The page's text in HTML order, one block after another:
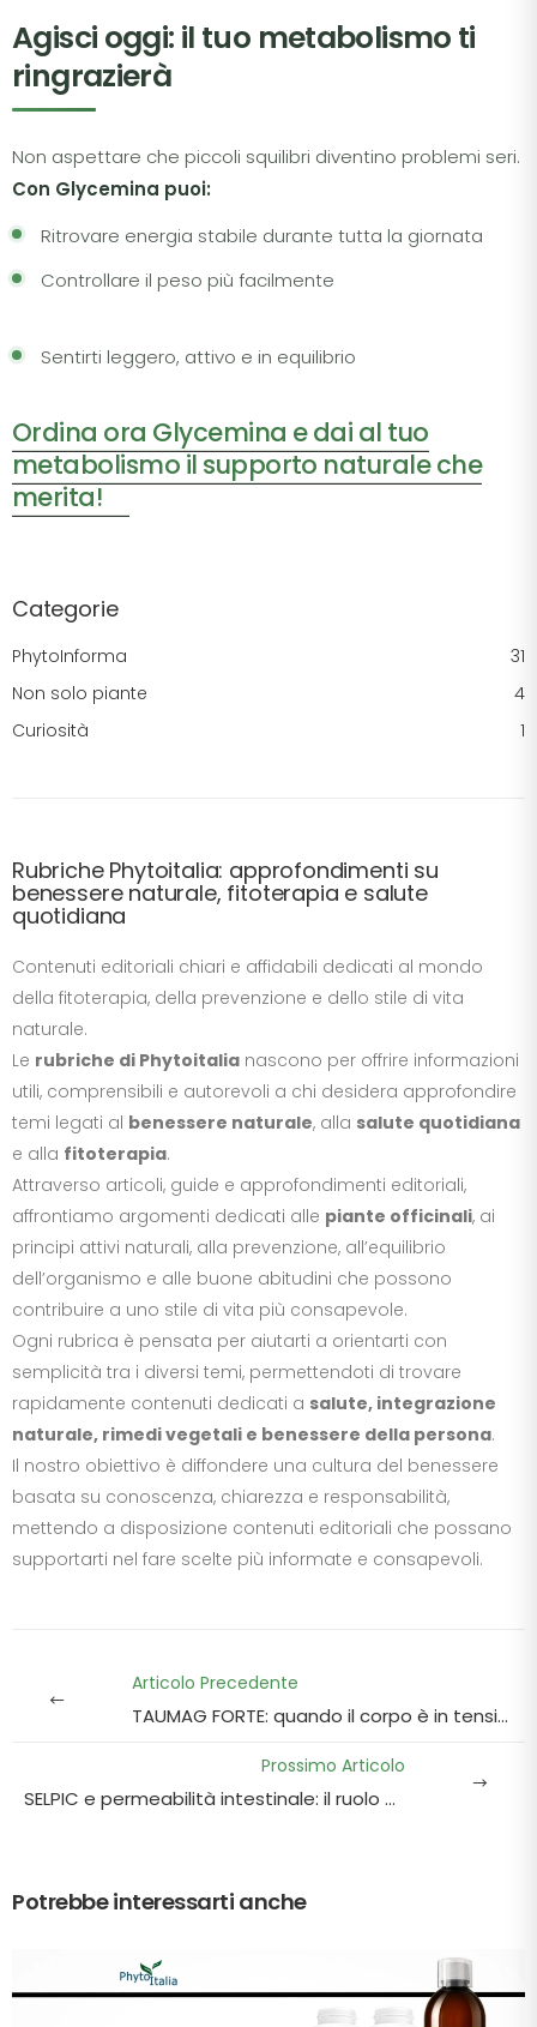
Agisci oggi: il tuo metabolismo ti
ringrazierà
Non aspettare che piccoli squilibri diventino problemi seri.
Con Glycemina puoi:
Ritrovare energia stabile durante tutta la giornata
Controllare il peso più facilmente
Sentirti leggero, attivo e in equilibrio
Ordina ora Glycemina e dai al tuo
metabolismo il supporto naturale che
merita!
Categorie
PhytoInforma
31
Non solo piante
4
Curiosità
1
Rubriche Phytoitalia: approfondimenti su
benessere naturale, fitoterapia e salute
quotidiana
Contenuti editoriali chiari e affidabili dedicati al mondo
della fitoterapia, della prevenzione e dello stile di vita
naturale.
Le rubriche di Phytoitalia nascono per offrire informazioni
utili, comprensibili e autorevoli a chi desidera approfondire
temi legati al benessere naturale, alla salute quotidiana
e alla fitoterapia.
Attraverso articoli, guide e approfondimenti editoriali,
affrontiamo argomenti dedicati alle piante officinali, ai
principi attivi naturali, alla prevenzione, all’equilibrio
dell’organismo e alle buone abitudini che possono
contribuire a uno stile di vita più consapevole.
Ogni rubrica è pensata per aiutarti a orientarti con
semplicità tra i diversi temi, permettendoti di trovare
rapidamente contenuti dedicati a salute, integrazione
naturale, rimedi vegetali e benessere della persona.
Il nostro obiettivo è diffondere una cultura del benessere
basata su conoscenza, chiarezza e responsabilità,
mettendo a disposizione contenuti editoriali che possano
supportarti nel fare scelte più informate e consapevoli.
Articolo Precedente
TAUMAG FORTE: quando il corpo è in tensione continua ... e non sai più perchè
Prossimo Articolo
SELPIC e permeabilità intestinale: il ruolo della zonulina e il benessere dell'intestino
Potrebbe interessarti anche